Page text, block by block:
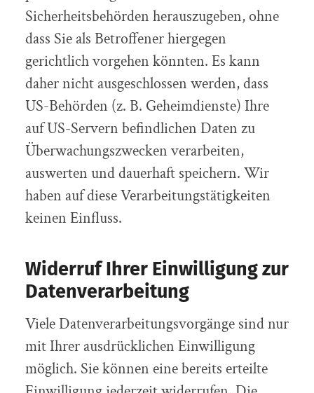
Sicherheitsbehörden herauszugeben, ohne
dass Sie als Betroffener hiergegen
gerichtlich vorgehen könnten. Es kann
daher nicht ausgeschlossen werden, dass
US-Behörden (z. B. Geheimdienste) Ihre
auf US-Servern befindlichen Daten zu
Überwachungszwecken verarbeiten,
auswerten und dauerhaft speichern. Wir
haben auf diese Verarbeitungstätigkeiten
keinen Einfluss.
Widerruf Ihrer Einwilligung zur
Datenverarbeitung
Viele Datenverarbeitungsvorgänge sind nur
mit Ihrer ausdrücklichen Einwilligung
möglich. Sie können eine bereits erteilte